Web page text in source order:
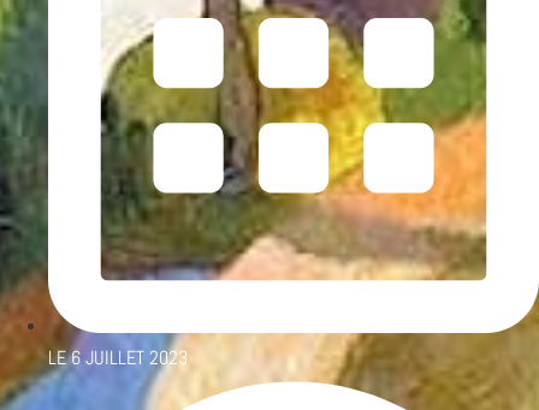
LE6 JUILLET 2023